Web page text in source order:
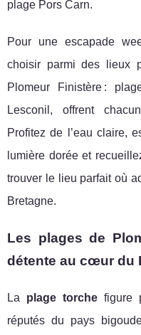
plage Pors Carn.
Pour une escapade
choisir parmi des lieux
Plomeur Finistère :
Lesconil, offrent
Profitez de l’eau claire,
lumière dorée et
trouver le lieu parfait où
Bretagne.
Les plages de
détente au cœur du
La plage torchefigure
réputés du pays